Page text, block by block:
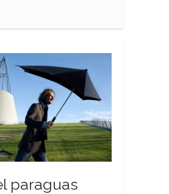
paraguas